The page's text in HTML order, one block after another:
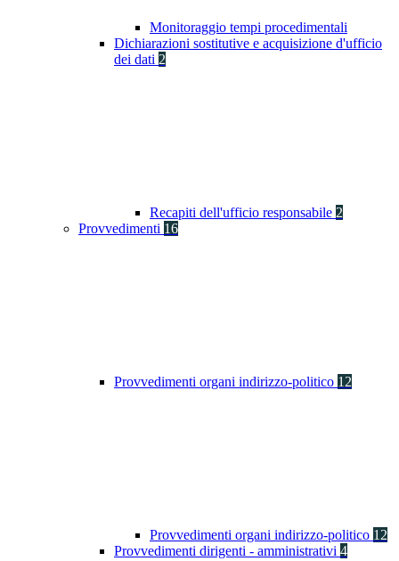
Monitoraggio tempi procedimentali
Dichiarazioni sostitutive e acquisizione d'ufficio
dei dati 2
Recapiti dell'ufficio responsabile 2
Provvedimenti 16
Provvedimenti organi indirizzo-politico 12
Provvedimenti organi indirizzo-politico 12
Provvedimenti dirigenti - amministrativi 4